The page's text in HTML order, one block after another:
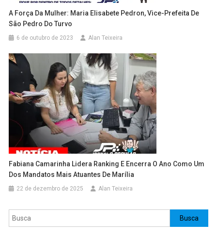
A Força Da Mulher: Maria Elisabete Pedron, Vice-Prefeita De
São Pedro Do Turvo
6 de outubro de 2023 Alan Teixeira
Fabiana Camarinha Lidera Ranking E Encerra O Ano Como Um
Dos Mandatos Mais Atuantes De Marília
22 de dezembro de 2025 Alan Teixeira
Pesquisar Busca